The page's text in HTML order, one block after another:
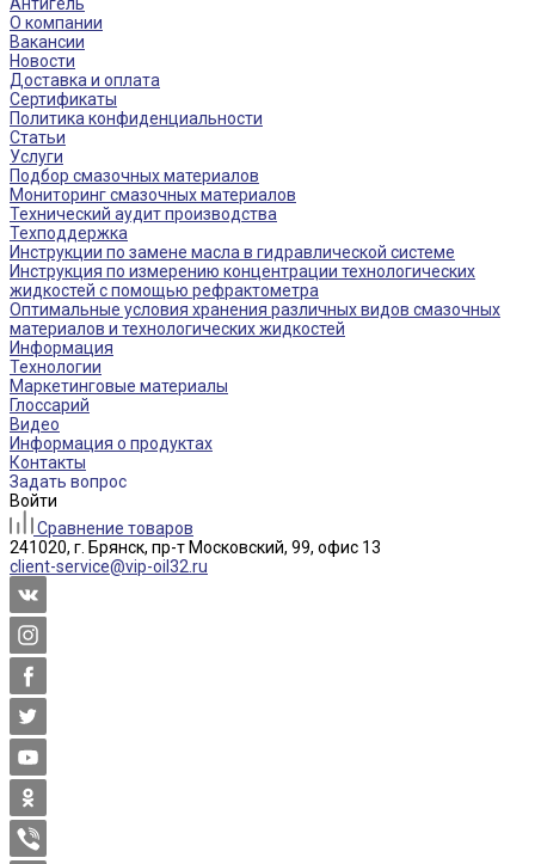
О компании
Вакансии
Новости
Доставка и оплата
Сертификаты
Политика конфиденциальности
Статьи
Услуги
Подбор смазочных материалов
Мониторинг смазочных материалов
Технический аудит производства
Техподдержка
Инструкции по замене масла в гидравлической системе
Инструкция по измерению концентрации технологических
жидкостей с помощью рефрактометра
Оптимальные условия хранения различных видов смазочных
материалов и технологических жидкостей
Информация
Технологии
Маркетинговые материалы
Глоссарий
Видео
Информация о продуктах
Контакты
Задать вопрос
Войти
Сравнение товаров
241020, г. Брянск, пр-т Московский, 99, офис 13
client-service@vip-oil32.ru